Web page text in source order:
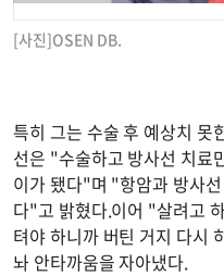
[사진]OSEN DB.
특히 그는 수술 후 예상치 못
선은 "수술하고 방사선 치료
이가 됐다"며 "항암과 방사
다"고 밝혔다.이어 "살려고
텨야 하니까 버틴 거지 다시
놔 안타까움을 자아냈다.